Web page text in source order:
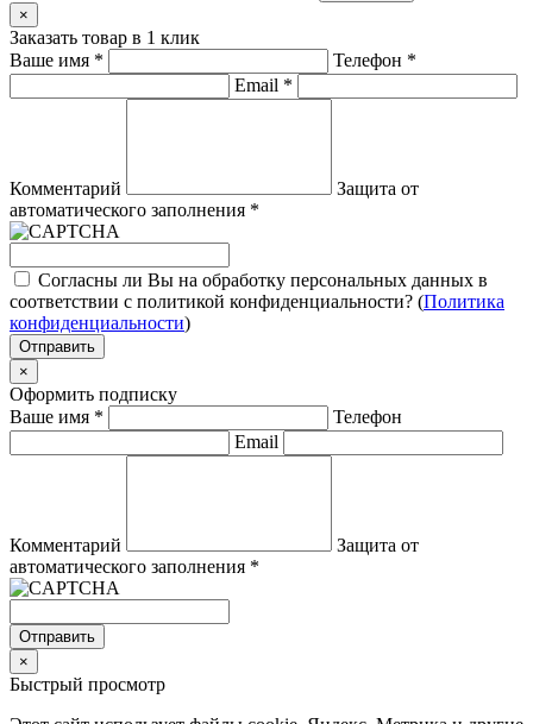
×
Заказать товар в 1 клик
Ваше имя * Телефон *
Email *
Комментарий
Защита от
автоматического заполнения *
Согласны ли Вы на обработку персональных данных в
соответствии с политикой конфиденциальности? (Политика
конфиденциальности)
Отправить
×
Оформить подписку
Ваше имя *
Телефон
Email
Комментарий
Защита от
автоматического заполнения *
Отправить
×
Быстрый просмотр